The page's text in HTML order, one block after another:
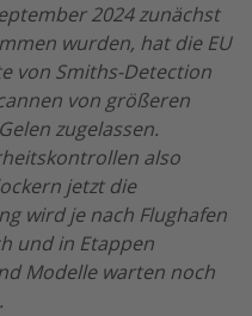
2024 zunächst
wurden, hat die EU
von Smiths-Detection
von größeren
zugelassen.
also
jetzt die
wird je nach Flughafen
und in Etappen
Modelle warten noch